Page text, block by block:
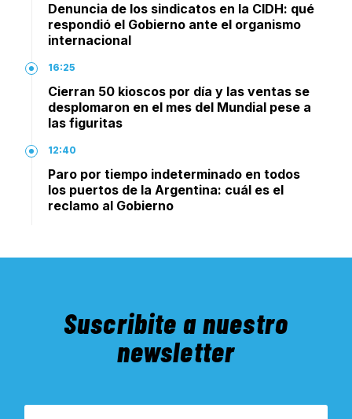
Denuncia de los sindicatos en la CIDH: qué
respondió el Gobierno ante el organismo
internacional
16:25
Cierran 50 kioscos por día y las ventas se
desplomaron en el mes del Mundial pese a
las figuritas
12:40
Paro por tiempo indeterminado en todos
los puertos de la Argentina: cuál es el
reclamo al Gobierno
Suscribite a nuestro
newsletter